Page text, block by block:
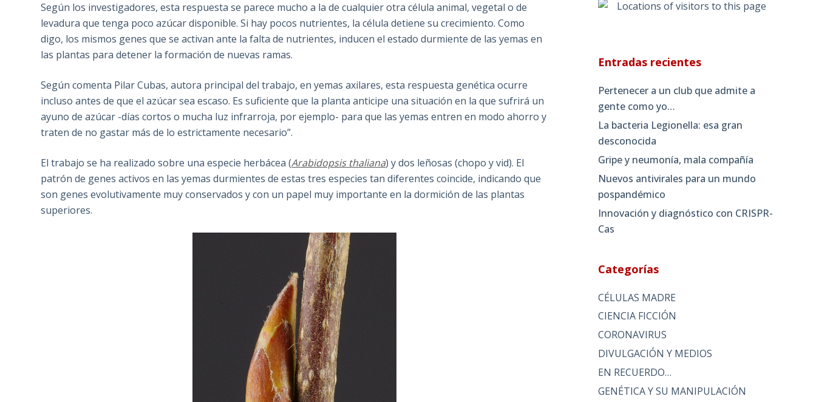
Según los investigadores, esta respuesta se parece mucho a la de cualquier otra célula animal, vegetal o de
levadura que tenga poco azúcar disponible. Si hay pocos nutrientes, la célula detiene su crecimiento. Como
digo, los mismos genes que se activan ante la falta de nutrientes, inducen el estado durmiente de las yemas en
las plantas para detener la formación de nuevas ramas.
Según comenta Pilar Cubas, autora principal del trabajo, en yemas axilares, esta respuesta genética ocurre
incluso antes de que el azúcar sea escaso. Es suficiente que la planta anticipe una situación en la que sufrirá un
ayuno de azúcar -días cortos o mucha luz infrarroja, por ejemplo- para que las yemas entren en modo ahorro y
traten de no gastar más de lo estrictamente necesario”.
El trabajo se ha realizado sobre una especie herbácea (Arabidopsis thaliana) y dos leñosas (chopo y vid). El
patrón de genes activos en las yemas durmientes de estas tres especies tan diferentes coincide, indicando que
son genes evolutivamente muy conservados y con un papel muy importante en la dormición de las plantas
superiores.
Entradas recientes
Pertenecer a un club que admite a
gente como yo…
La bacteria Legionella: esa gran
desconocida
Gripe y neumonía, mala compañía
Nuevos antivirales para un mundo
pospandémico
Innovación y diagnóstico con CRISPR-
Cas
Categorías
CÉLULAS MADRE
CIENCIA FICCIÓN
CORONAVIRUS
DIVULGACIÓN Y MEDIOS
EN RECUERDO…
GENÉTICA Y SU MANIPULACIÓN